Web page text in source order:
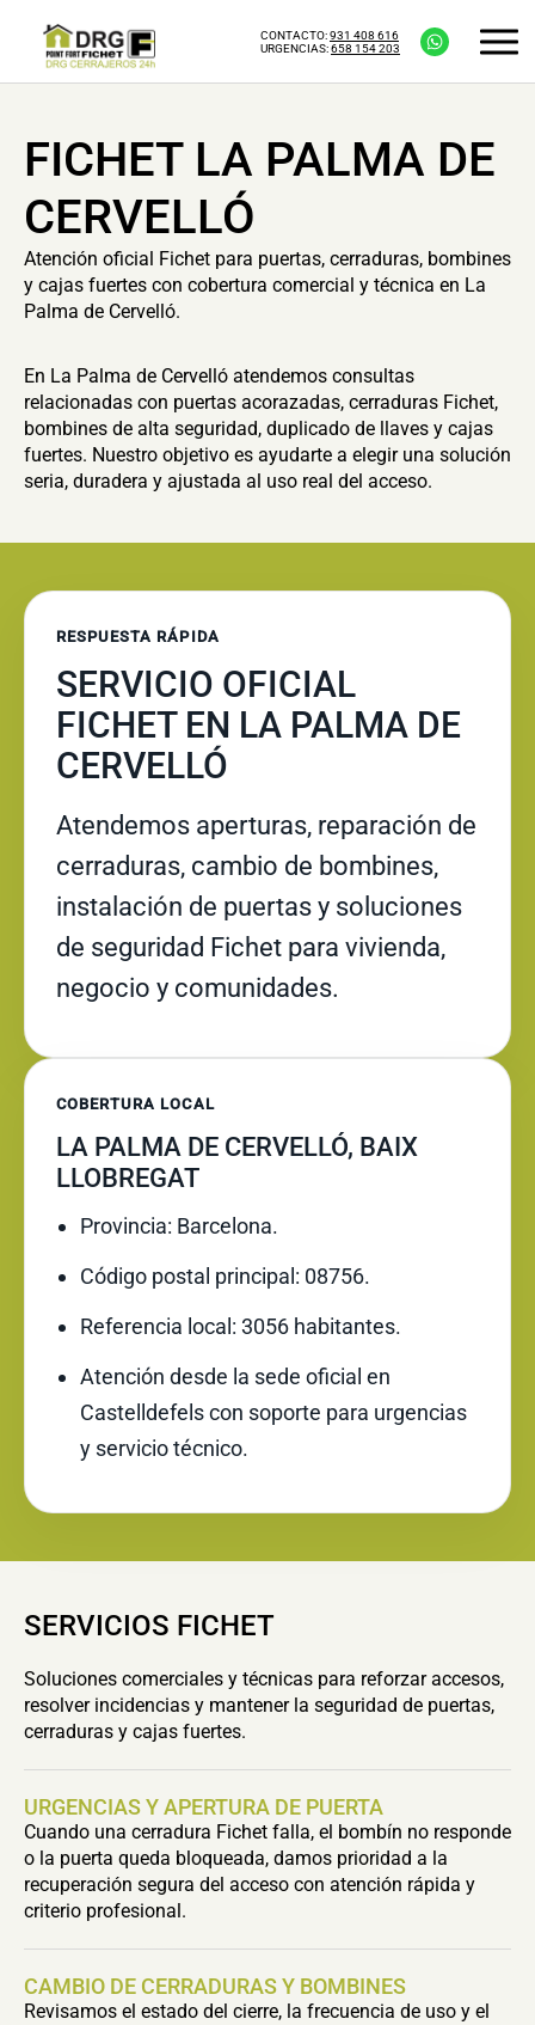
CONTACTO:931 408 616
URGENCIAS:658 154 203
FICHET LA PALMA DE
CERVELLÓ
Atención oficial Fichet para puertas, cerraduras, bombines
y cajas fuertes con cobertura comercial y técnica en La
Palma de Cervelló.
En La Palma de Cervelló atendemos consultas
relacionadas con puertas acorazadas, cerraduras Fichet,
bombines de alta seguridad, duplicado de llaves y cajas
fuertes. Nuestro objetivo es ayudarte a elegir una solución
seria, duradera y ajustada al uso real del acceso.
RESPUESTA RÁPIDA
SERVICIO OFICIAL
FICHET EN LA PALMA DE
CERVELLÓ
Atendemos aperturas, reparación de
cerraduras, cambio de bombines,
instalación de puertas y soluciones
de seguridad Fichet para vivienda,
negocio y comunidades.
COBERTURA LOCAL
LA PALMA DE CERVELLÓ, BAIX
LLOBREGAT
Provincia: Barcelona.
Código postal principal: 08756.
Referencia local: 3056 habitantes.
Atención desde la sede oficial en
Castelldefels con soporte para urgencias
y servicio técnico.
SERVICIOS FICHET
Soluciones comerciales y técnicas para reforzar accesos,
resolver incidencias y mantener la seguridad de puertas,
cerraduras y cajas fuertes.
URGENCIAS Y APERTURA DE PUERTA
Cuando una cerradura Fichet falla, el bombín no responde
o la puerta queda bloqueada, damos prioridad a la
recuperación segura del acceso con atención rápida y
criterio profesional.
CAMBIO DE CERRADURAS Y BOMBINES
Revisamos el estado del cierre, la frecuencia de uso y el